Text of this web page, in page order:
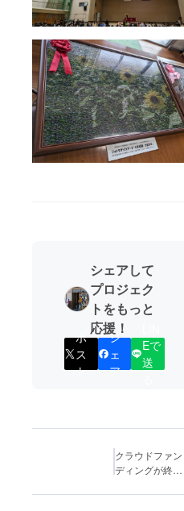
シェアして
プロジェク
トをもっと
応援！
ポ
ス
ト
シ
ェ
ア
Eで
送
クラウドファン
ディングが終
援者の方々に御